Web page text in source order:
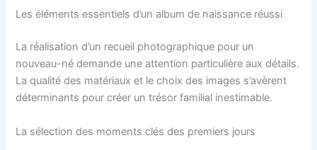
Les éléments essentiels d’un album de naissance réussi
La réalisation d’un recueil photographique pour un
nouveau-né demande une attention particulière aux détails.
La qualité des matériaux et le choix des images s’avèrent
déterminants pour créer un trésor familial inestimable.
La sélection des moments clés des premiers jours